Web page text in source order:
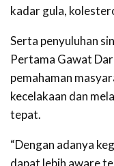
kadar gula,
Serta penyuluhan
Pertama Gawat
pemahaman
kecelakaan dan
tepat.
“Dengan adanya
dapat lebih aware